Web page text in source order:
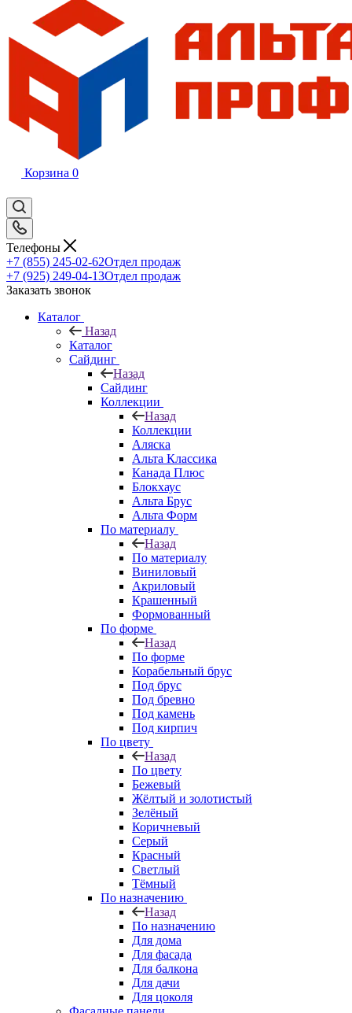
Корзина 0
Телефоны
+7 (855) 245-02-62Отдел продаж
+7 (925) 249-04-13Отдел продаж
Заказать звонок
Каталог
Назад
Каталог
Сайдинг
Назад
Сайдинг
Коллекции
Назад
Коллекции
Аляска
Альта Классика
Канада Плюс
Блокхаус
Альта Брус
Альта Форм
По материалу
Назад
По материалу
Виниловый
Акриловый
Крашенный
Формованный
По форме
Назад
По форме
Корабельный брус
Под брус
Под бревно
Под камень
Под кирпич
По цвету
Назад
По цвету
Бежевый
Жёлтый и золотистый
Зелёный
Коричневый
Серый
Красный
Светлый
Тёмный
По назначению
Назад
По назначению
Для дома
Для фасада
Для балкона
Для дачи
Для цоколя